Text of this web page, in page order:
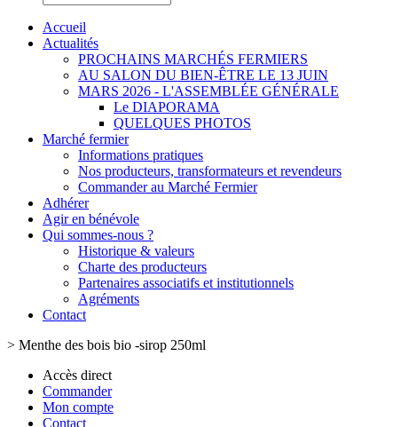
Accueil
Actualités
PROCHAINS MARCHÉS FERMIERS
AU SALON DU BIEN-ÊTRE LE 13 JUIN
MARS 2026 - L'ASSEMBLÉE GÉNÉRALE
Le DIAPORAMA
QUELQUES PHOTOS
Marché fermier
Informations pratiques
Nos producteurs, transformateurs et revendeurs
Commander au Marché Fermier
Adhérer
Agir en bénévole
Qui sommes-nous ?
Historique & valeurs
Charte des producteurs
Partenaires associatifs et institutionnels
Agréments
Contact
> Menthe des bois bio -sirop 250ml
Accès direct
Commander
Mon compte
Contact